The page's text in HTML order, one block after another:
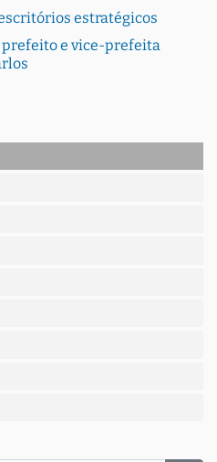
estratégicos
prefeito e vice-prefeita